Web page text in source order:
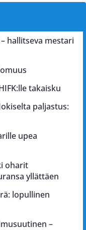
hallitseva mestari
takaisku
paljastus:
upea
oharit
yllättäen
lopullinen
–